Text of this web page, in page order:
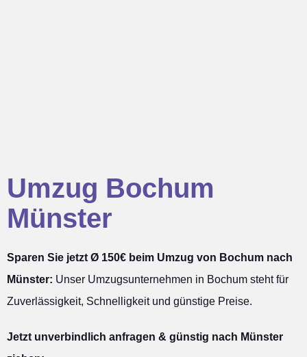
Umzug Bochum
Münster
Sparen Sie jetzt Ø 150€ beim Umzug von Bochum nach
Münster: Unser Umzugsunternehmen in Bochum steht für
Zuverlässigkeit, Schnelligkeit und günstige Preise.
Jetzt unverbindlich anfragen & günstig nach Münster